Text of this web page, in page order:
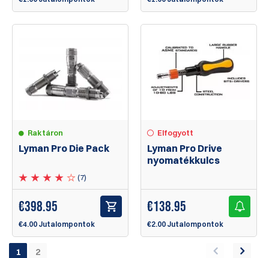
Raktáron
Lyman Pro Die Pack
(7)
€398.95
€4.00 Jutalompontok
Elfogyott
Lyman Pro Drive
nyomatékkulcs
€138.95
€2.00 Jutalompontok
1 2